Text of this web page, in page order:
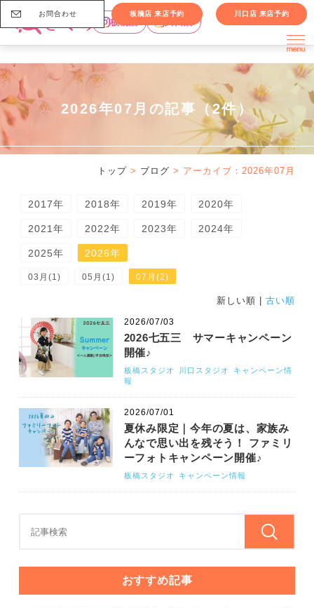
板橋店
お問合わせ 板橋店 来店予約 川口店 来店予約
2026年07月の記事（2件）
トップ > ブログ > アーカイブ：2026年07月
2017年 2018年 2019年 2020年
2021年 2022年 2023年 2024年
2025年 2026年
03月(1) 05月(1) 07月(2)
新しい順 |古い順
2026/07/03
2026七五三 サマーキャンペーン
開催♪
板橋スタジオ 川口スタジオ
キャンペーン情
報
2026/07/01
夏休み限定｜今年の夏は、家族み
んなで思い出を残そう！ ファミリ
ーフォトキャンペーン開催♪
板橋スタジオ キャンペーン情報
おすすめ記事